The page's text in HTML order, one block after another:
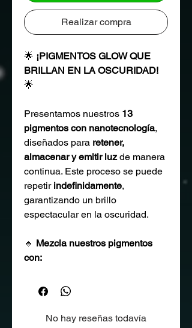
Realizar compra
🌟 ¡PIGMENTOS GLOW QUE
BRILLAN EN LA OSCURIDAD!
🌟
Presentamos nuestros 13
pigmentos con nanotecnología,
diseñados para retener,
almacenar y emitir luzde manera
continua. Este proceso se puede
repetir indefinidamente,
garantizando un brillo
espectacular en la oscuridad.
🔹 Mezcla nuestros pigmentos
con:
✔ Resinas cristal
✔ LacasNo hay reseñas todavía